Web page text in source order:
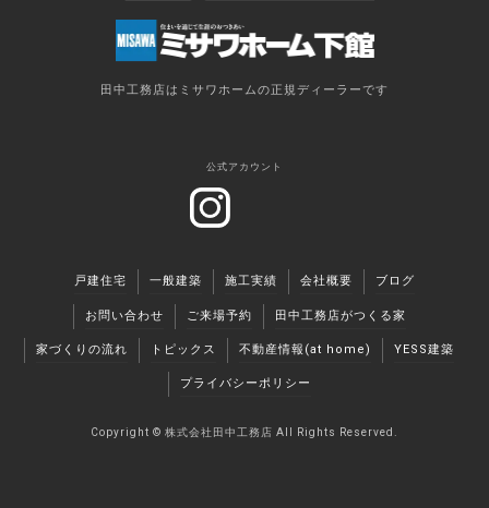
田中工務店はミサワホームの正規ディーラーです
公式アカウント
戸建住宅 一般建築 施工実績 会社概要 ブログ
お問い合わせ ご来場予約 田中工務店がつくる家
家づくりの流れ トピックス 不動産情報(at home) YESS建築
プライバシーポリシー
Copyright ©︎ 株式会社田中工務店 All Rights Reserved.